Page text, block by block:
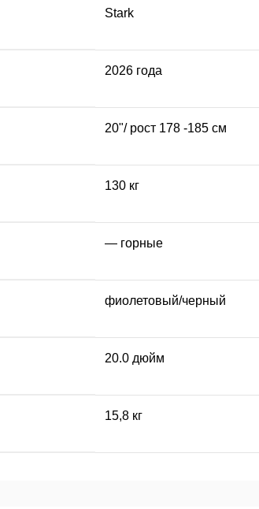
Stark
2026 года
20"/ рост 178 -185 см
130 кг
— горные
фиолетовый/черный
20.0 дюйм
15,8 кг